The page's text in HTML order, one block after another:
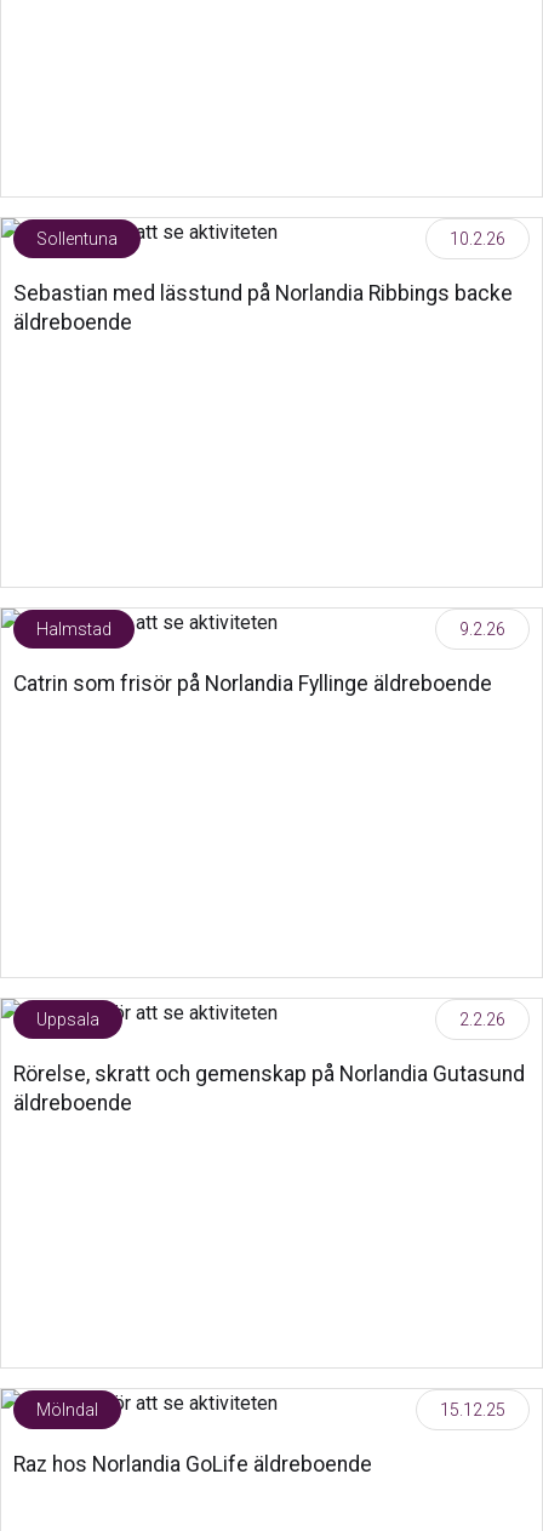
Sollentuna 10.2.26
Sebastian med lässtund på Norlandia Ribbings backe
äldreboende
Halmstad 9.2.26
Catrin som frisör på Norlandia Fyllinge äldreboende
Uppsala 2.2.26
Rörelse, skratt och gemenskap på Norlandia Gutasund
äldreboende
Mölndal 15.12.25
Raz hos Norlandia GoLife äldreboende